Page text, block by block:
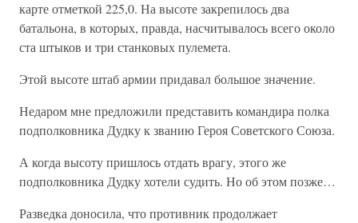
карте отметкой 225,0. На высоте закрепилось два
батальона, в которых, правда, насчитывалось всего около
ста штыков и три станковых пулемета.
Этой высоте штаб армии придавал большое значение.
Недаром мне предложили представить командира полка
подполковника Дудку к званию Героя Советского Союза.
А когда высоту пришлось отдать врагу, этого же
подполковника Дудку хотели судить. Но об этом позже…
Разведка доносила, что противник продолжает